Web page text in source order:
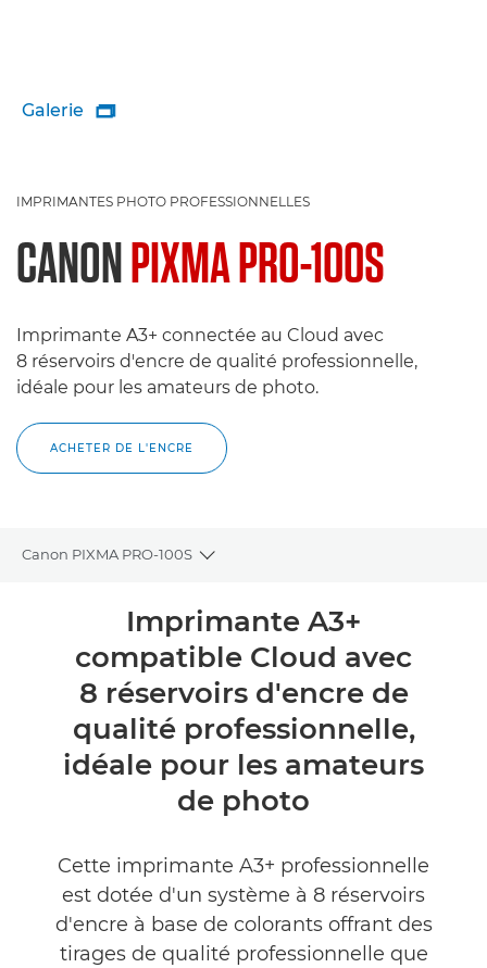
Galerie 
IMPRIMANTES PHOTO PROFESSIONNELLES
CANONPIXMA PRO-100S
Imprimante A3+ connectée au Cloud avec
8 réservoirs d'encre de qualité professionnelle,
idéale pour les amateurs de photo.
ACHETER DE L'ENCRE
Canon PIXMA PRO-100S
Toggle breadcrumbs
Caractéristiques
ACHETER DE L'ENCRE
Imprimante A3+
compatible Cloud avec
8 réservoirs d'encre de
qualité professionnelle,
idéale pour les amateurs
de photo
Cette imprimante A3+ professionnelle
est dotée d'un système à 8 réservoirs
d'encre à base de colorants offrant des
tirages de qualité professionnelle que